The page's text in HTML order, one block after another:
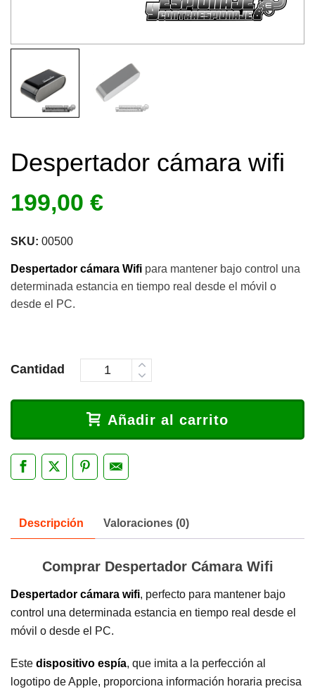
Despertador cámara wifi
199,00 €
SKU: 00500
Despertador cámara Wifi para mantener bajo control una
determinada estancia en tiempo real desde el móvil o
desde el PC.
Cantidad
Añadir al carrito
Descripción Valoraciones (0)
Comprar Despertador Cámara Wifi
Despertador cámara wifi, perfecto para mantener bajo
control una determinada estancia en tiempo real desde el
móvil o desde el PC.
Este dispositivo espía, que imita a la perfección al
logotipo de Apple, proporciona información horaria precisa